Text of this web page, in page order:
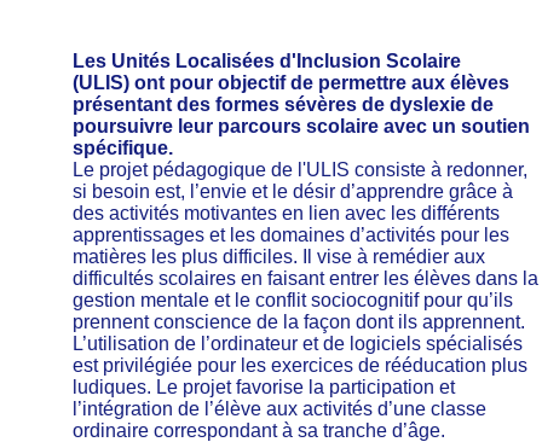
Les Unités Localisées d'Inclusion Scolaire
(ULIS) ont pour objectif de permettre aux élèves
présentant des formes sévères de dyslexie de
poursuivre leur parcours scolaire avec un soutien
spécifique.
Le projet pédagogique de l'ULIS consiste à redonner,
si besoin est, l’envie et le désir d’apprendre grâce à
des activités motivantes en lien avec les différents
apprentissages et les domaines d’activités pour les
matières les plus difficiles. Il vise à remédier aux
difficultés scolaires en faisant entrer les élèves dans la
gestion mentale et le conflit sociocognitif pour qu’ils
prennent conscience de la façon dont ils apprennent.
L’utilisation de l’ordinateur et de logiciels spécialisés
est privilégiée pour les exercices de rééducation plus
ludiques. Le projet favorise la participation et
l’intégration de l’élève aux activités d’une classe
ordinaire correspondant à sa tranche d’âge.